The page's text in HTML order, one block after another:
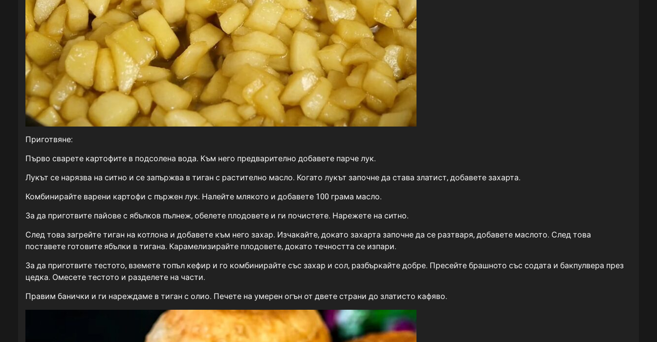
Приготвяне:
Първо сварете картофите в подсолена вода. Към него предварително добавете парче лук.
Лукът се нарязва на ситно и се запържва в тиган с растително масло. Когато лукът започне да става златист, добавете захарта.
Комбинирайте варени картофи с пържен лук. Налейте млякото и добавете 100 грама масло.
За да приготвите пайове с ябълков пълнеж, обелете плодовете и ги почистете. Нарежете на ситно.
След това загрейте тиган на котлона и добавете към него захар. Изчакайте, докато захарта започне да се разтваря, добавете маслото. След това
поставете готовите ябълки в тигана. Карамелизирайте плодовете, докато течността се изпари.
За да приготвите тестото, вземете топъл кефир и го комбинирайте със захар и сол, разбъркайте добре. Пресейте брашното със содата и бакпулвера през
цедка. Омесете тестото и разделете на части.
Правим банички и ги нареждаме в тиган с олио. Печете на умерен огън от двете страни до златисто кафяво.